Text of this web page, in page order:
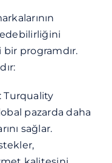
edebilirliğini
programdır.
: Turquality
pazarda daha
sağlar.